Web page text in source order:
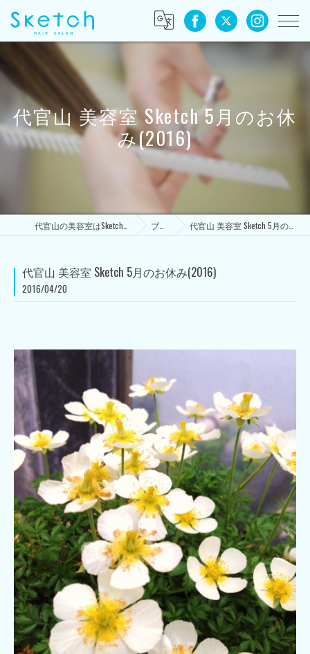
代官山 美容室 Sketch 5月のお休
み(2016)
ブログ 代官山 美容室 Sketch 5月のお休み(2016)
代官山 美容室 Sketch 5月のお休み(2016)
2016/04/20